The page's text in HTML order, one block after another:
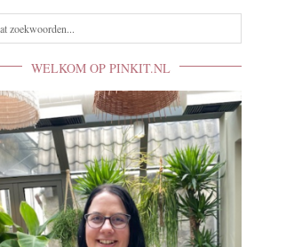
WELKOM OP PINKIT.NL